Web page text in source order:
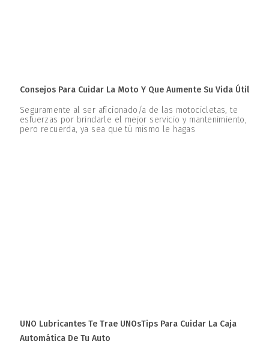
Consejos Para Cuidar La Moto Y Que Aumente Su Vida Útil
Seguramente al ser aficionado/a de las motocicletas, te
esfuerzas por brindarle el mejor servicio y mantenimiento,
pero recuerda, ya sea que tú mismo le hagas
UNO Lubricantes Te Trae UNOsTips Para Cuidar La Caja
Automática De Tu Auto